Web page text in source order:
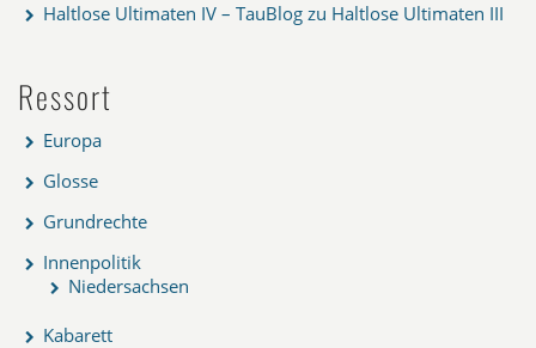
Haltlose Ultimaten IV – TauBlog zu Haltlose Ultimaten III
Ressort
Europa
Glosse
Grundrechte
Innenpolitik
Niedersachsen
Kabarett